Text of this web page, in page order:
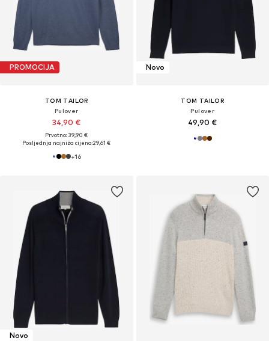
PROMOCIJA
TOM TAILOR
Pulover
34,90 €
Prvotno: 39,90 €
Posljednja najniža cijena:29,61 €
+16
Novo
TOM TAILOR
Pulover
49,90 €
Novo